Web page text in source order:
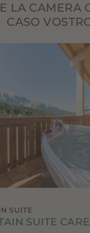
LA CAMERA
CASO
SUITE
SUITE